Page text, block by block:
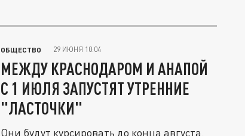
ОБЩЕСТВО 29 ИЮНЯ 10:04
МЕЖДУ КРАСНОДАРОМ И АНАПОЙ
С 1 ИЮЛЯ ЗАПУСТЯТ УТРЕННИЕ
"ЛАСТОЧКИ"
Они будут курсировать до конца августа.